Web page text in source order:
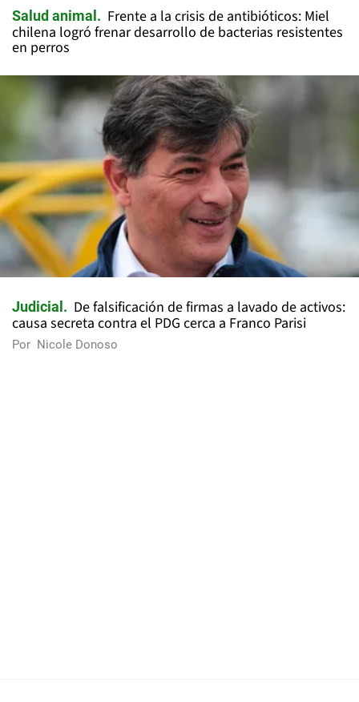
Salud animal
Frente a la crisis de antibióticos: Miel
chilena logró frenar desarrollo de bacterias resistentes
en perros
Judicial
De falsificación de firmas a lavado de activos:
causa secreta contra el PDG cerca a Franco Parisi
Por Nicole Donoso